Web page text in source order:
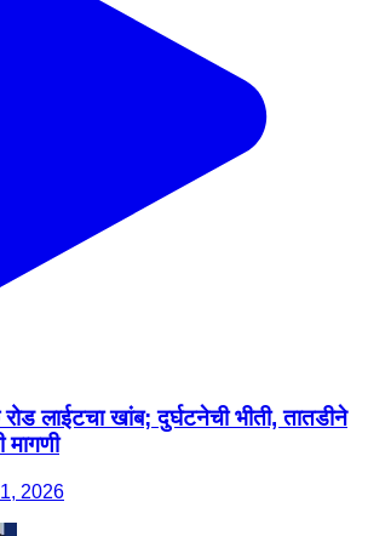
लाईटचा खांब; दुर्घटनेची भीती, तातडीने
मागणी
2026